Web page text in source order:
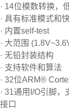
· 14位模数转换，
· 具有标准模式和
· 内置self-test
· 大范围
· 无铅封装结构
· 支持软件和算法
· 32位ARM®
· 31通用I/O引脚
接口